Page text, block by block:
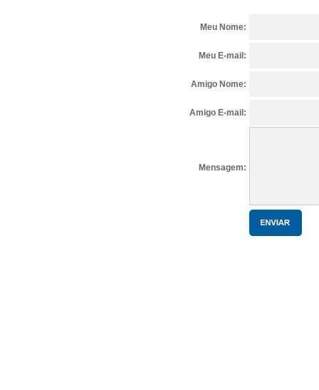
Meu Nome:
Meu E-mail:
Amigo Nome:
Amigo E-mail:
Mensagem: